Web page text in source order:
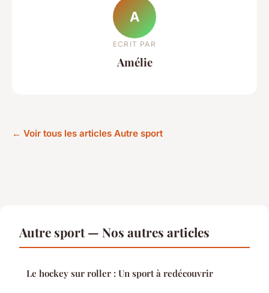
A
ECRIT PAR
Amélie
← Voir tous les articles Autre sport
Autre sport — Nos autres articles
Le hockey sur roller : Un sport à redécouvrir